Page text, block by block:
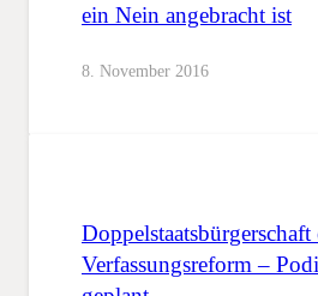
ein Nein angebracht ist
8. November 2016
Doppelstaatsbürgerschaft
Verfassungsreform –